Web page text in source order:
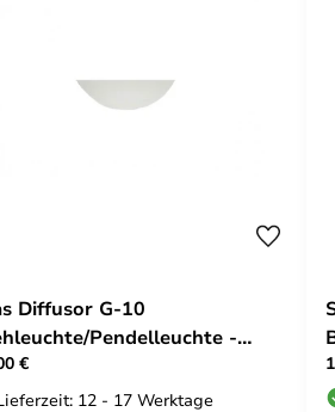
Diffusor G-10
Pendelleuchte -
€
12 - 17 Werktage